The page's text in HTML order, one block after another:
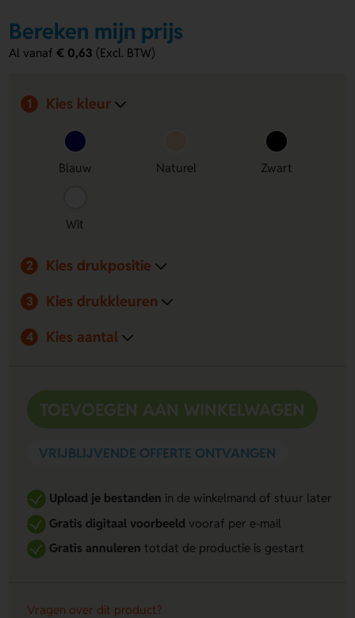
bedrukken met jouw eigen ontwerp of logo.
Voordelen van de memomapje met
Alles bij de hand– Inclusief memovellen,
Compact en overzichtelijk
– Formaat past in elke tas of
bureaulade.
Voorzijde bedrukbaar
– Laat jouw ontwerp of logo
Bereken mijn prijs
Al vanaf€ 0,63 (Excl. BTW)
1 Kies kleur
Blauw Naturel Zwart
Wit
2 Kies drukpositie
3 Kies drukkleuren
4 Kies aantal
TOEVOEGEN AAN WINKELWAGEN
VRIJBLIJVENDE OFFERTE ONTVANGEN
Upload je bestanden in de winkelmand of stuur later
Gratis digitaal voorbeeldvooraf per e-mail
Gratis annuleren totdat de productie is gestart
Vragen over dit product?